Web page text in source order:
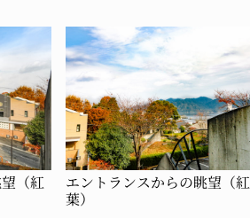
（紅
エントランスからの眺望（紅
葉）